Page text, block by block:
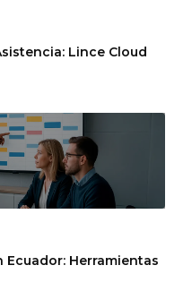
Lince Cloud
Herramientas